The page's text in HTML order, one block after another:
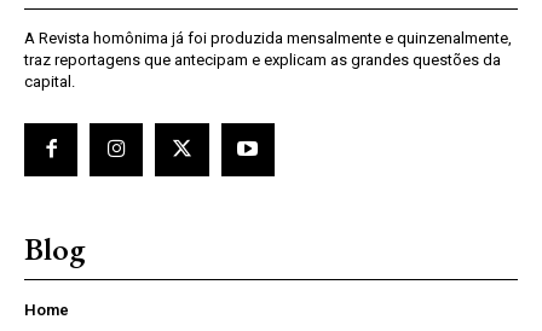
A Revista homônima já foi produzida mensalmente e quinzenalmente,
traz reportagens que antecipam e explicam as grandes questões da
capital.
Blog
Home